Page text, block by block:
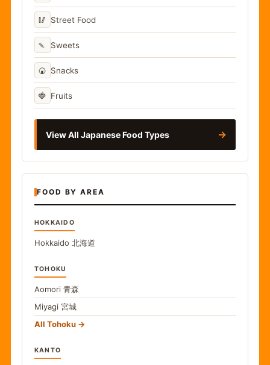
🥢 Street Food
🍡 Sweets
🍘 Snacks
🍓 Fruits
View All Japanese Food Types →
FOOD BY AREA
HOKKAIDO
Hokkaido 北海道
TOHOKU
Aomori 青森
Miyagi 宮城
All Tohoku
KANTO